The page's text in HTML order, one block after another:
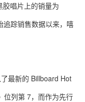
唱片上的销量为
踪销售数据以来，嘻
最新的 Billboard Hot
位列第 7，而作为先行